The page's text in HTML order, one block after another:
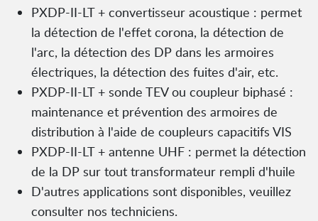
PXDP-II-LT + convertisseur acoustique : permet
la détection de l'effet corona, la détection de
l'arc, la détection des DP dans les armoires
électriques, la détection des fuites d'air, etc.
PXDP-II-LT + sonde TEV ou coupleur biphasé :
maintenance et prévention des armoires de
distribution à l'aide de coupleurs capacitifs VIS
PXDP-II-LT + antenne UHF : permet la détection
de la DP sur tout transformateur rempli d'huile
D'autres applications sont disponibles, veuillez
consulter nos techniciens.